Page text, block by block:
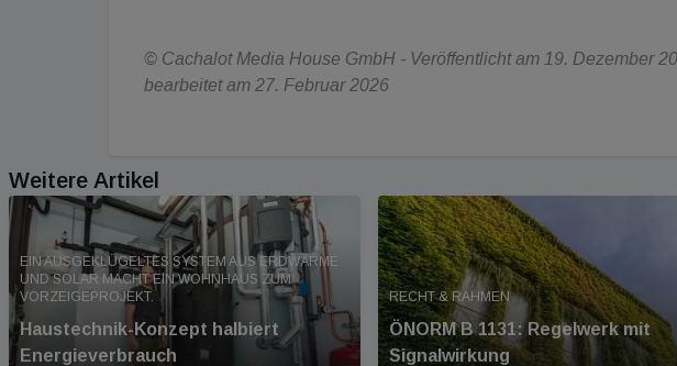
© Cachalot Media House GmbH - Veröffentlicht am 19. Dezember
bearbeitet am 27. Februar 2026
Weitere Artikel
EIN AUSGEKLÜGELTES SYSTEM AUS ERDWÄRME
UND SOLAR MACHT EIN WOHNHAUS ZUM
VORZEIGEPROJEKT.
Haustechnik-Konzept halbiert
Energieverbrauch
RECHT & RAHMEN
ÖNORM B 1131: Regelwerk mit
Signalwirkung